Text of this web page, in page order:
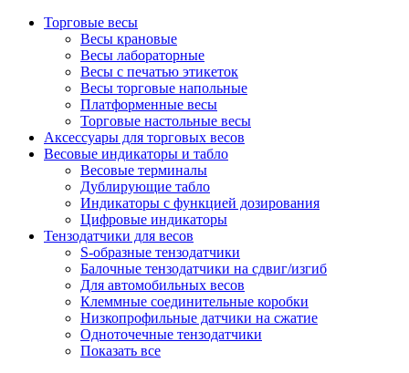
Торговые весы
Весы крановые
Весы лабораторные
Весы с печатью этикеток
Весы торговые напольные
Платформенные весы
Торговые настольные весы
Аксессуары для торговых весов
Весовые индикаторы и табло
Весовые терминалы
Дублирующие табло
Индикаторы с функцией дозирования
Цифровые индикаторы
Тензодатчики для весов
S-образные тензодатчики
Балочные тензодатчики на сдвиг/изгиб
Для автомобильных весов
Клеммные соединительные коробки
Низкопрофильные датчики на сжатие
Одноточечные тензодатчики
Показать все